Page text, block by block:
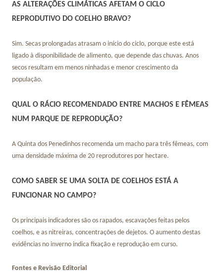
AS ALTERAÇÕES CLIMÁTICAS AFETAM O CICLO
REPRODUTIVO DO COELHO BRAVO?
Sim. Secas prolongadas atrasam o início do ciclo, porque este está
ligado à disponibilidade de alimento, que depende das chuvas. Anos
secos resultam em menos ninhadas e menor crescimento da
população.
QUAL O RÁCIO RECOMENDADO ENTRE MACHOS E FÊMEAS
NUM PARQUE DE REPRODUÇÃO?
A Quinta dos Penedinhos recomenda um macho para três fêmeas, com
uma densidade máxima de 20 reprodutores por hectare.
COMO SABER SE UMA SOLTA DE COELHOS ESTÁ A
FUNCIONAR NO CAMPO?
Os principais indicadores são os rapados, escavações feitas pelos
coelhos, e as nitreiras, concentrações de dejetos. O aumento destas
evidências no inverno indica fixação e reprodução em curso.
Fontes e Revisão Editorial